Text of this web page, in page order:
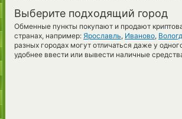
Выберите подходящий город
Обменные пункты покупают и продают
странах, например: Ярославль, Иваново,
разных городах могут отличаться даже у
удобнее ввести или вывести наличные